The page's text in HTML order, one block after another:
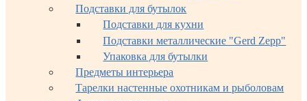
Подставки для бутылок
Подставки для кухни
Подставки металлические "Gerd Zepp"
Упаковка для бутылки
Предметы интерьера
Тарелки настенные охотникам и рыболовам